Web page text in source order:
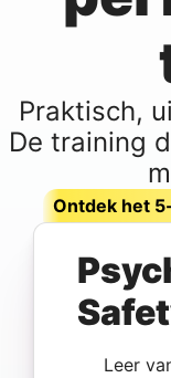
Praktisch,
De training
Ontdek het
Leer